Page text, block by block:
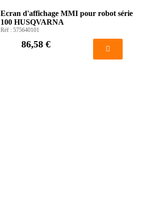
Ecran d'affichage MMI pour robot série
100 HUSQVARNA
Réf : 575640101
86,58 €